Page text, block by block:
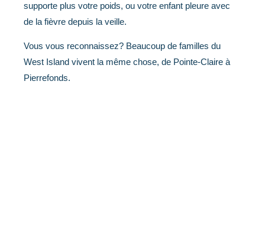
supporte plus votre poids, ou votre enfant pleure avec
de la fièvre depuis la veille.
Vous vous reconnaissez? Beaucoup de familles du
West Island vivent la même chose, de Pointe-Claire à
Pierrefonds.